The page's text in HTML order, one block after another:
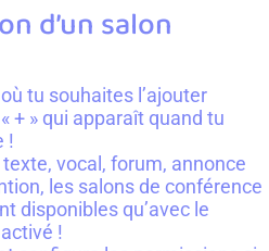
d’un salon
tu souhaites l’ajouter
+ » qui apparaît quand tu
!
vocal, forum, annonce
les salons de conférence
disponibles qu’avec le
activé !